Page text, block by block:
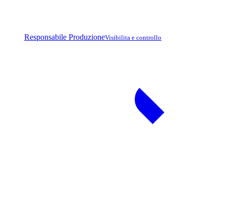
Responsabile ProduzioneVisibilita e controllo